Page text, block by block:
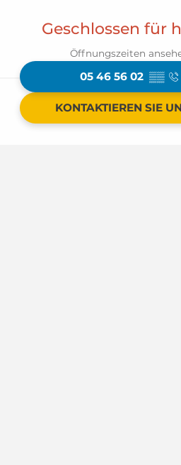
Geschlossen für
Öffnungszeiten
05 46 56 02 ▒▒
KONTAKTIEREN SIE